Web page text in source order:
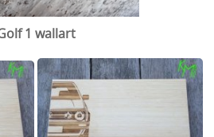
1 wallart